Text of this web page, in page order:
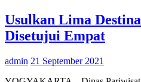
Usulkan Lima
Disetujui Empat
admin 21 September 2021